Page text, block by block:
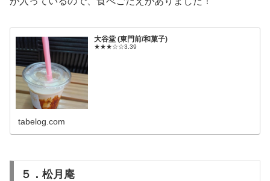
大谷堂 (東門前/和菓子)
★★★☆☆3.39
tabelog.com
５．松月庵